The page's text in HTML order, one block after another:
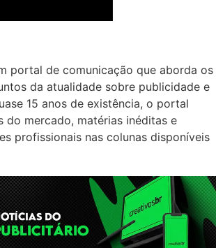
portal de comunicação que aborda os
da atualidade sobre publicidade e
15 anos de existência, o portal
do mercado, matérias inéditas e
profissionais nas colunas disponíveis